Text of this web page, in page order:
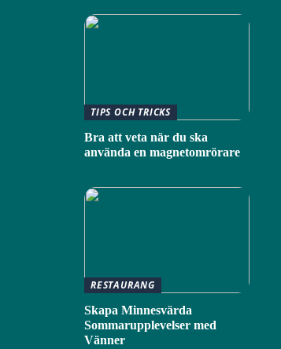
TIPS OCH TRICKS
Bra att veta när du ska
använda en magnetomrörare
RESTAURANG
Skapa Minnesvärda
Sommarupplevelser med
Vänner